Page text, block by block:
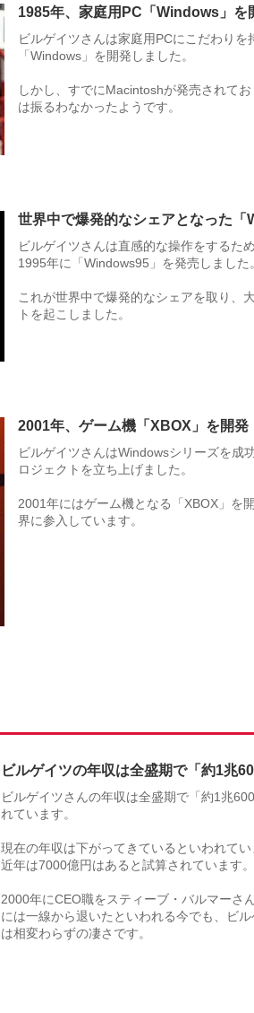
1985年、家庭用PC「Windows」を
ビルゲイツさんは家庭用PCにこだわりを
「Windows」を開発しました。
しかし、すでにMacintoshが発売されて
は振るわなかったようです。
世界中で爆発的なシェアとなった「
ビルゲイツさんは直感的な操作をするた
1995年に「Windows95」を発売しました。
これが世界中で爆発的なシェアを取り、
トを起こしました。
2001年、ゲーム機「XBOX」を開発
ビルゲイツさんはWindowsシリーズを成
ロジェクトを立ち上げました。
2001年にはゲーム機となる「XBOX」を
界に参入しています。
ビルゲイツの年収は全盛期で「約1兆
ビルゲイツさんの年収は全盛期で「約1兆
れています。
現在の年収は下がってきているといわれて
近年は7000億円はあると試算されています。
2000年にCEO職をスティーブ・バルマーさ
には一線から退いたといわれる今でも、ビ
は相変わらずの凄さです。